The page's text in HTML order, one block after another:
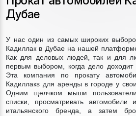
Дубае
У нас один из самых широких
Кадиллак в Дубае на нашей
Как для деловых людей, так и для
первым выбором, когда дело
Эта компания по прокату
Кадиллакs для аренды в городе у
Одним щелчком мыши пользователи
списки, просматривать автомобили
итальянского бренда, а затем